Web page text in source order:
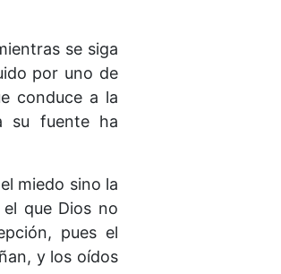
se siga
por uno de
conduce a la
su fuente ha
miedo sino la
que Dios no
pues el
y los oídos